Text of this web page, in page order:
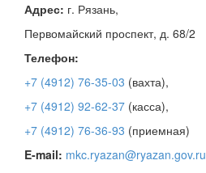
Адрес: г. Рязань,
Первомайский проспект, д. 68/2
Телефон:
+7 (4912) 76-35-03 (вахта),
+7 (4912) 92-62-37 (касса),
+7 (4912) 76-36-93 (приемная)
E-mail: mkc.ryazan@ryazan.gov.ru